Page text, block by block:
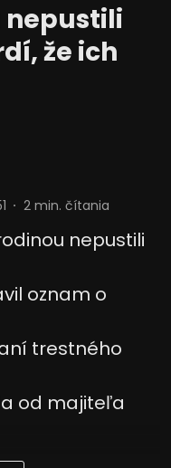
nepustili
že ich
2 min. čítania
nepustili
oznam o
trestného
od majiteľa